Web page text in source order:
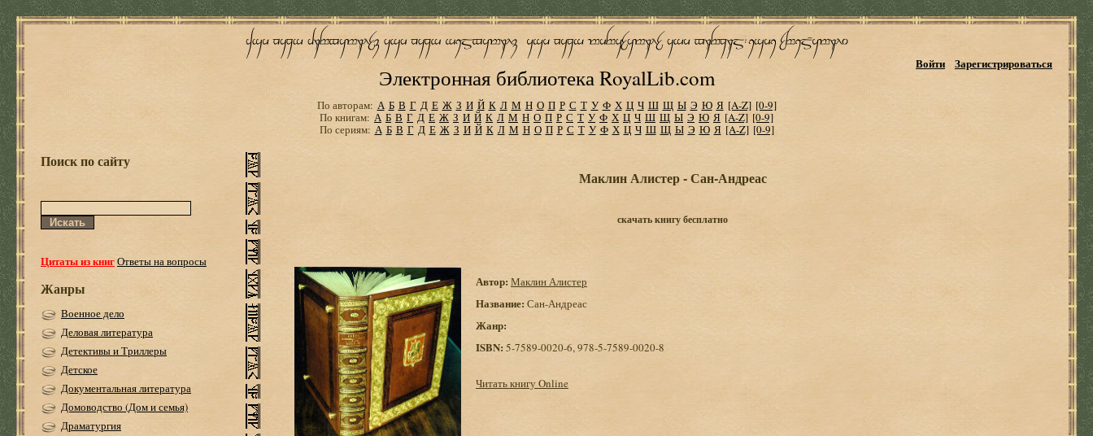
Электронная библиотека RoyalLib.com
Войти Зарегистрироваться
По авторам: А Б В Г Д Е Ж З И Й К Л М Н О П Р С Т У Ф Х Ц Ч Ш Щ Ы Э Ю Я [A-Z] [0-9]
По книгам: А Б В Г Д Е Ж З И Й К Л М Н О П Р С Т У Ф Х Ц Ч Ш Щ Ы Э Ю Я [A-Z] [0-9]
По сериям: А Б В Г Д Е Ж З И Й К Л М Н О П Р С Т У Ф Х Ц Ч Ш Щ Ы Э Ю Я [A-Z] [0-9]
Поиск по сайту
Цитаты из книгОтветы на вопросы
Жанры
Военное дело
Деловая литература
Детективы и Триллеры
Детское
Документальная литература
Домоводство (Дом и семья)
Драматургия
Маклин Алистер - Сан-Андреас
скачать книгу бесплатно
Автор: Маклин Алистер
Название: Сан-Андреас
Жанр:
ISBN: 5-7589-0020-6, 978-5-7589-0020-8
Читать книгу Online